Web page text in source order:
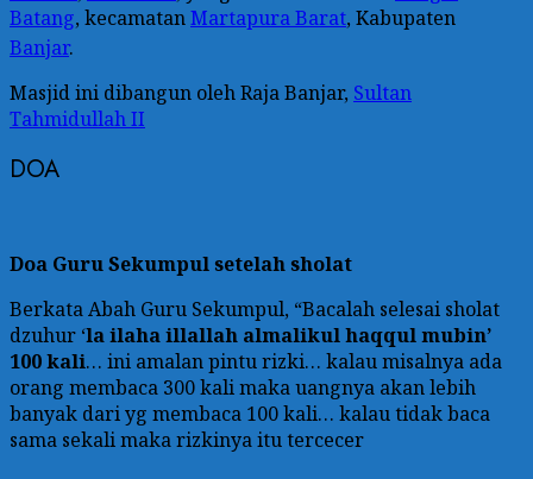
Batang, kecamatanMartapura Barat, Kabupaten
Banjar.
Masjid ini dibangun oleh Raja Banjar, Sultan
Tahmidullah II
DOA
Doa Guru Sekumpul setelah sholat
Berkata Abah Guru Sekumpul, “Bacalah selesai sholat
dzuhur ‘la ilaha illallah almalikul haqqul mubin’
100 kali… ini amalan pintu rizki… kalau misalnya ada
orang membaca 300 kali maka uangnya akan lebih
banyak dari yg membaca 100 kali… kalau tidak baca
sama sekali maka rizkinya itu tercecer